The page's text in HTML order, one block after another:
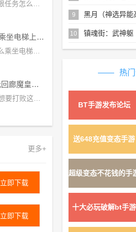
崩坏星穹铁道电梯怎么上去 乘坐电梯上楼方法介绍
dnf次元回廊魔皇怎么打 次元回廊魔皇打法攻略
更多+
立即下载
立即下载
9 黑月（神选异能
10
镇魂街：武神躯
热
BT手游发布论坛
送648充值变态手游
超级变态不花钱的手
十大必玩破解bt手游